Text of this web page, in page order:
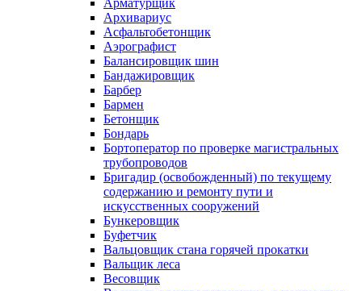
Арматурщик
Архивариус
Асфальтобетонщик
Аэрографист
Балансировщик шин
Бандажировщик
Барбер
Бармен
Бетонщик
Бондарь
Бортоператор по проверке магистральных
трубопроводов
Бригадир (освобожденный) по текущему
содержанию и ремонту пути и
искусственных сооружений
Бункеровщик
Буфетчик
Вальцовщик стана горячей прокатки
Вальщик леса
Весовщик